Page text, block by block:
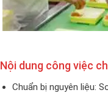
Nội dung công việc
Chuẩn bị nguyên liệu: